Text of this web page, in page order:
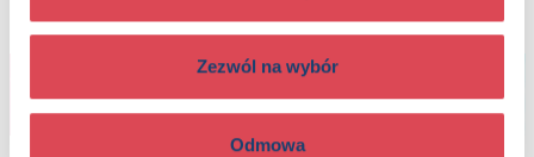
Zezwól na wybór
Odmowa